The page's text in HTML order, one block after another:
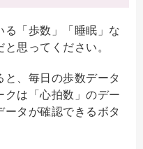
「歩数」「睡眠」な
思ってください。
、毎日の歩数データ
は「心拍数」のデー
タが確認できるボタ